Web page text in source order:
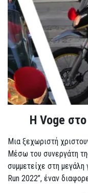
Η Voge
Μια ξεχωριστή
Μέσω του συνεργάτη
συμμετείχε στη
Run 2022”, έναν